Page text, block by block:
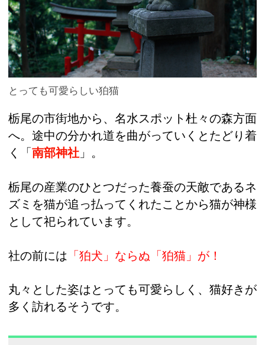
とっても可愛らしい狛猫
栃尾の市街地から、名水スポット杜々の森方面
へ。途中の分かれ道を曲がっていくとたどり着
く「 南部神社 」。
栃尾の産業のひとつだった養蚕の天敵であるネ
ズミを猫が追っ払ってくれたことから猫が神様
として祀られています。
社の前には 「狛犬」ならぬ「狛猫」が！
丸々とした姿はとっても可愛らしく、猫好きが
多く訪れるそうです。